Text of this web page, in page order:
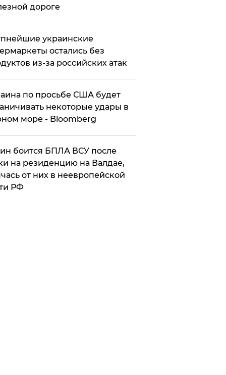
дороге
украинские
остались без
из-за российских атак
по просьбе США будет
некоторые удары в
море - Bloomberg
боится БПЛА ВСУ после
на резиденцию на Валдае,
от них в неевропейской
РФ